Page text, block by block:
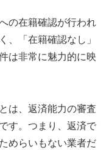
の在籍確認が行われ
、「在籍確認なし」
は非常に魅力的に映
は、返済能力の審査
す。つまり、返済で
めらいもない業者だ